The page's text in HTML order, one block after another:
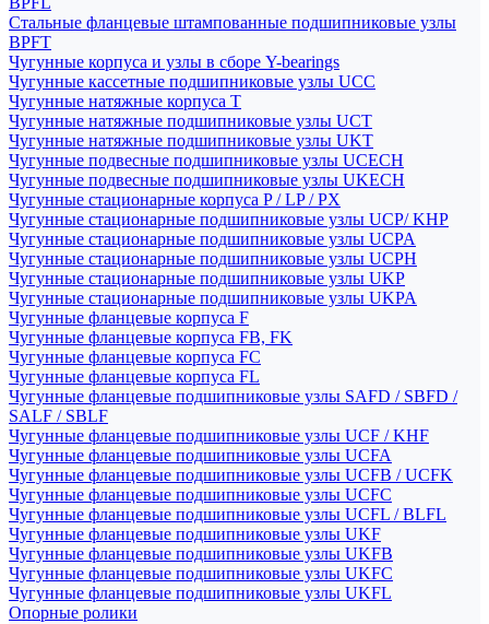
Стальные фланцевые штампованные подшипниковые узлы
BPFT
Чугунные корпуса и узлы в сборе Y-bearings
Чугунные кассетные подшипниковые узлы UCC
Чугунные натяжные корпуса T
Чугунные натяжные подшипниковые узлы UCT
Чугунные натяжные подшипниковые узлы UKT
Чугунные подвесные подшипниковые узлы UCECH
Чугунные подвесные подшипниковые узлы UKECH
Чугунные стационарные корпуса P / LP / PX
Чугунные стационарные подшипниковые узлы UCP/ KHP
Чугунные стационарные подшипниковые узлы UCPA
Чугунные стационарные подшипниковые узлы UCPH
Чугунные стационарные подшипниковые узлы UKP
Чугунные стационарные подшипниковые узлы UKPA
Чугунные фланцевые корпуса F
Чугунные фланцевые корпуса FB, FK
Чугунные фланцевые корпуса FC
Чугунные фланцевые корпуса FL
Чугунные фланцевые подшипниковые узлы SAFD / SBFD /
SALF / SBLF
Чугунные фланцевые подшипниковые узлы UCF / KHF
Чугунные фланцевые подшипниковые узлы UCFA
Чугунные фланцевые подшипниковые узлы UCFB / UCFK
Чугунные фланцевые подшипниковые узлы UCFC
Чугунные фланцевые подшипниковые узлы UCFL / BLFL
Чугунные фланцевые подшипниковые узлы UKF
Чугунные фланцевые подшипниковые узлы UKFB
Чугунные фланцевые подшипниковые узлы UKFC
Чугунные фланцевые подшипниковые узлы UKFL
Опорные ролики